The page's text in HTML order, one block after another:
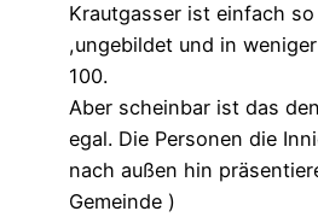
Krautgasser ist einfach
,ungebildet und in
100.
Aber scheinbar ist das
egal. Die Personen die
nach außen hin
Gemeinde )